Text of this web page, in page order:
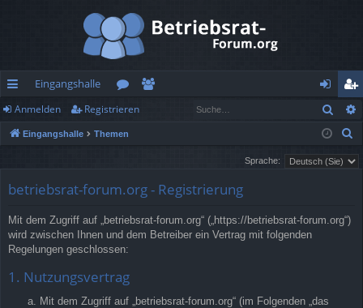
ch
ne
ug
rif
f
Eingangshalle
or
en
r
n
m
el
n
eg
ist
rie
n
Anmelden Registrieren
Eingangshalle Themen
c
Sprache:
betriebsrat-forum.org - Registrierung
Mit dem Zugriff auf „betriebsrat-forum.org“ („https://betriebsrat-forum.org“)
wird zwischen Ihnen und dem Betreiber ein Vertrag mit folgenden
Regelungen geschlossen:
1. Nutzungsvertrag
Mit dem Zugriff auf „betriebsrat-forum.org“ (im Folgenden „das